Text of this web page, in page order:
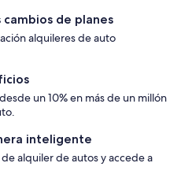
de planes
alquileres de auto
un 10% en más de un millón
inteligente
alquiler de autos y accede a